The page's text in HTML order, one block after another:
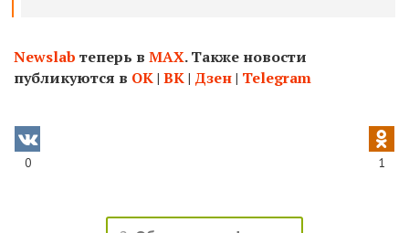
Newslab теперь в МАХ. Также новости
публикуются в ОК| ВК| Дзен| Telegram
0 1